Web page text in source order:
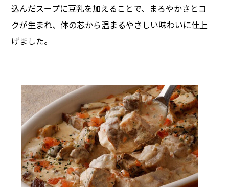
込んだスープに豆乳を加えることで、まろやかさとコ
クが生まれ、体の芯から温まるやさしい味わいに仕上
げました。